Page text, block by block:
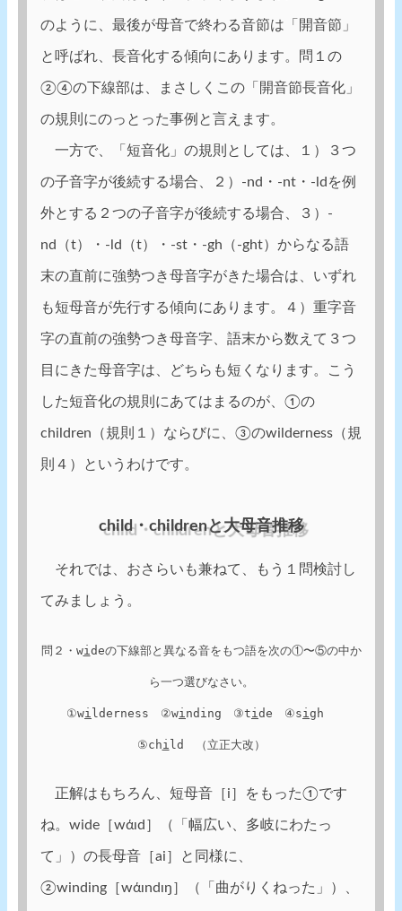
のように、最後が母音で終わる音節は「開音節」
と呼ばれ、長音化する傾向にあります。問１の
②④の下線部は、まさしくこの「開音節長音化」
の規則にのっとった事例と言えます。
一方で、「短音化」の規則としては、１）３つ
の子音字が後続する場合、２）-nd・-nt・-ldを例
外とする２つの子音字が後続する場合、３）-
nd（t）・-ld（t）・-st・-gh（-ght）からなる語
末の直前に強勢つき母音字がきた場合は、いずれ
も短母音が先行する傾向にあります。４）重字音
字の直前の強勢つき母音字、語末から数えて３つ
目にきた母音字は、どちらも短くなります。こう
した短音化の規則にあてはまるのが、①の
children（規則１）ならびに、③のwilderness（規
則４）というわけです。
child・childrenと大母音推移
それでは、おさらいも兼ねて、もう１問検討し
てみましょう。
問２・wideの下線部と異なる音をもつ語を次の①〜⑤の中か
ら一つ選びなさい。
①wi lderness　②winding　③tide　④sigh
⑤chi ld　（立正大改）
正解はもちろん、短母音［i］をもった①です
ね。wide［wάɪd］（「幅広い、多岐にわたっ
て」）の長母音［ai］と同様に、
②winding［wάɪndɪŋ］（「曲がりくねった」）、